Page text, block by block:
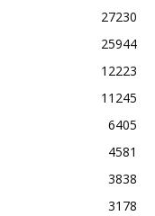
27230
25944
12223
11245
6405
4581
3838
3178